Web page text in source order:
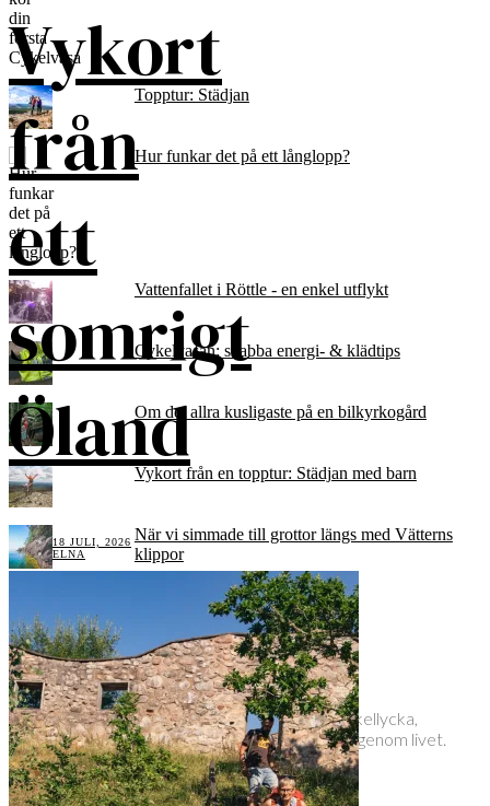
Vykort
från
ett
somrigt
Öland
18 JULI, 2026
ELNA
Topptur: Städjan
Hur funkar det på ett långlopp?
Vattenfallet i Röttle - en enkel utflykt
Cykelvasan: snabba energi- & klädtips
Om det allra kusligaste på en bilkyrkogård
Vykort från en topptur: Städjan med barn
När vi simmade till grottor längs med Vätterns
klippor
58 tips till Gränna i sommar
Elna Dahlstrand
Inspiratör och utbildad MTB-instruktör med cykellycka,
mjölksyra och äventyr som röd tråd och ledord genom livet.
– – –